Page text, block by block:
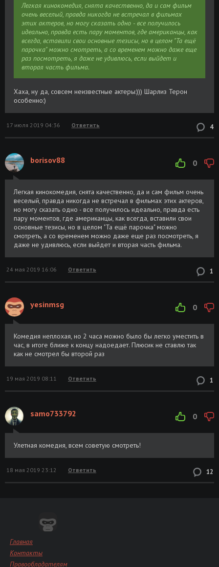
Легкая кинокомедия, снята качественно, да и сам фильм
очень веселый, правда никогда не встречал в фильмах
этих актеров, но могу сказать одно - все получилось
идеально, правда есть пару моментов, где американцы, как
всегда, вставили свои основные тезисы, но в целом "Та ещё
парочка" можно смотреть, а со временем можно даже еще
раз посмотреть, я даже не удивлюсь, если выйдет и
вторая часть фильма.
Хаха, ну да, совсем неизвестные актеры:))) Шарлиз Терон
особенно:)
4
17 июля 2019 04:36 Ответить
0
borisov88
Легкая кинокомедия, снята качественно, да и сам фильм очень
веселый, правда никогда не встречал в фильмах этих актеров,
но могу сказать одно - все получилось идеально, правда есть
пару моментов, где американцы, как всегда, вставили свои
основные тезисы, но в целом "Та ещё парочка" можно
смотреть, а со временем можно даже еще раз посмотреть, я
даже не удивлюсь, если выйдет и вторая часть фильма.
1
24 мая 2019 16:06 Ответить
0
yesinmsg
Комедия неплохая, но 2 часа можно было бы легко уместить в
час, в итоге ближе к концу надоедает. Плюсик не ставлю так
как не смотрел бы второй раз
1
19 мая 2019 08:11 Ответить
0
samo733792
Улетная комедия, всем советую смотреть!
12
18 мая 2019 23:12 Ответить
Главная
Контакты
Правообладателям